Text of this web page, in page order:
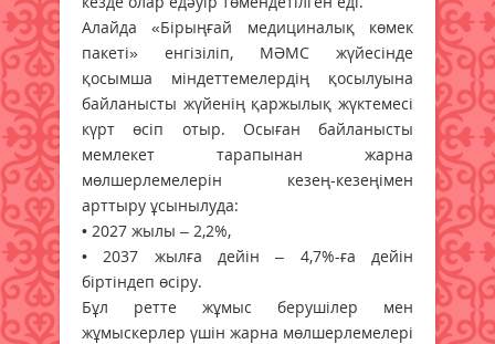
Алайда «Бірыңғай медициналық көмек
пакеті» енгізіліп, МӘМС жүйесінде
қосымша міндеттемелердің қосылуына
байланысты жүйенің қаржылық жүктемесі
күрт өсіп отыр. Осыған байланысты
мемлекет тарапынан жарна
мөлшерлемелерін кезең-кезеңімен
арттыру ұсынылуда:
• 2027 жылы – 2,2%,
• 2037 жылға дейін – 4,7%-ға дейін
біртіндеп өсіру.
Бұл ретте жұмыс берушілер мен
жұмыскерлер үшін жарна мөлшерлемелері